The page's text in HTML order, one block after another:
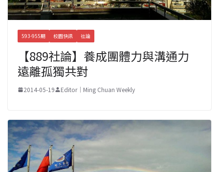
593-955期 校園快訊 社論
【889社論】養成團體力與溝通力
遠離孤獨共對
2014-05-19 Editor｜Ming Chuan Weekly